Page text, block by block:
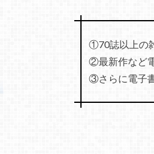
①70誌以上の
②最新作など
③さらに電子